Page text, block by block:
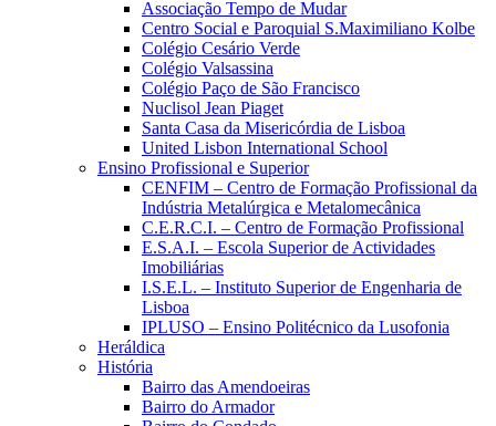
Associação Tempo de Mudar
Centro Social e Paroquial S.Maximiliano Kolbe
Colégio Cesário Verde
Colégio Valsassina
Colégio Paço de São Francisco
Nuclisol Jean Piaget
Santa Casa da Misericórdia de Lisboa
United Lisbon International School
Ensino Profissional e Superior
CENFIM – Centro de Formação Profissional da
Indústria Metalúrgica e Metalomecânica
C.E.R.C.I. – Centro de Formação Profissional
E.S.A.I. – Escola Superior de Actividades
Imobiliárias
I.S.E.L. – Instituto Superior de Engenharia de
Lisboa
IPLUSO – Ensino Politécnico da Lusofonia
Heráldica
História
Bairro das Amendoeiras
Bairro do Armador